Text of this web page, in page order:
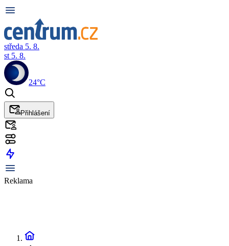
středa 5. 8.
st 5. 8.
24°C
Přihlášení
Reklama